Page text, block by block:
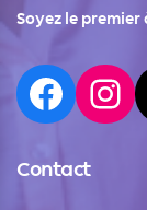
Soyez le premier
Contact